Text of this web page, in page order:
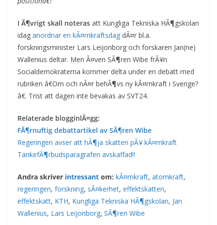
I Ã¶vrigt skall noteras att Kungliga Tekniska HÃ¶gskolan
idag anordnar en kÃ¤rnkraftsdag dÃ¤r bl.a.
forskningsminister Lars Leijonborg och forskaren Jan(ne)
Wallenius deltar. Men Ã¤ven SÃ¶ren Wibe frÃ¥n
Socialdemokraterna kommer delta under en debatt med
rubriken â€Om och nÃ¤r behÃ¶vs ny kÃ¤rnkraft i Sverige?
â€. Trist att dagen inte bevakas av SVT24.
Relaterade blogginlÃ¤gg:
FÃ¶rnuftig debattartikel av SÃ¶ren Wibe
Regeringen avser att hÃ¶ja skatten pÃ¥ kÃ¤rnkraft
TankefÃ¶rbudsparagrafen avskaffad!!
Andra skriver intressant om: kÃ¤rnkraft, atomkraft,
regeringen, forskning, sÃ¤kerhet, effektskatten,
effektskatt, KTH, Kungliga Tekniska HÃ¶gskolan, Jan
Wallenius, Lars Leijonborg, SÃ¶ren Wibe